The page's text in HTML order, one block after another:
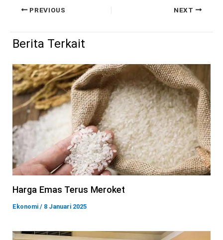
PREVIOUS NEXT
Berita Terkait
Harga Emas Terus Meroket
Ekonomi / 8 Januari 2025